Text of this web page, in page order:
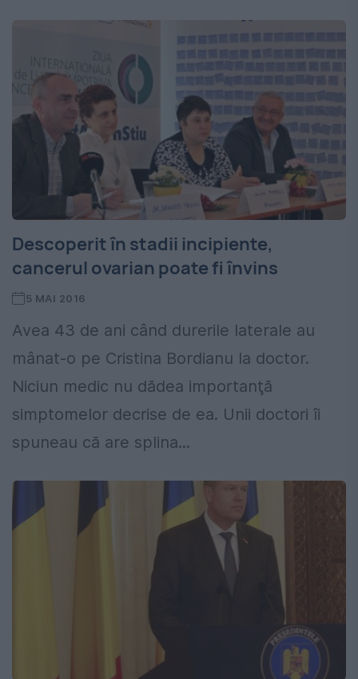
Descoperit în stadii incipiente,
cancerul ovarian poate fi învins
5 MAI 2016
Avea 43 de ani când durerile laterale au
mânat-o pe Cristina Bordianu la doctor.
Niciun medic nu dădea importanţă
simptomelor decrise de ea. Unii doctori îi
spuneau că are splina...